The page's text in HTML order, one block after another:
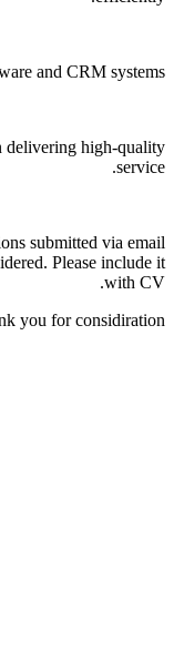
and CRM systems.
delivering high-quality
service.
submitted via email
Please include it
with CV.
you for considiration.